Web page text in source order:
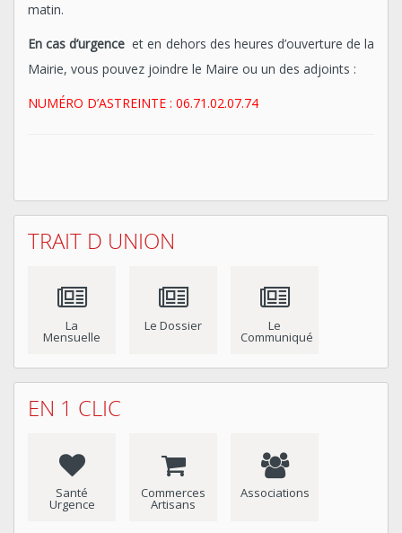
matin.
En cas d’urgence et en dehors des heures d’ouverture de la
Mairie, vous pouvez joindre le Maire ou un des adjoints :
NUMÉRO D’ASTREINTE : 06.71.02.07.74
TRAIT D UNION
La
Mensuelle
Le Dossier Le
Communiqué
EN 1 CLIC
Santé
Urgence
Commerces
Artisans
Associations